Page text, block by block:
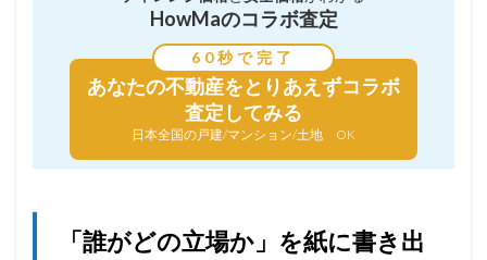
HowMaのコラボ査定
60秒で完了
あなたの不動産をとりあえずコラボ
査定してみる
日本全国の戸建/マンション/土地 OK
「誰がどの立場か」を紙に書き出